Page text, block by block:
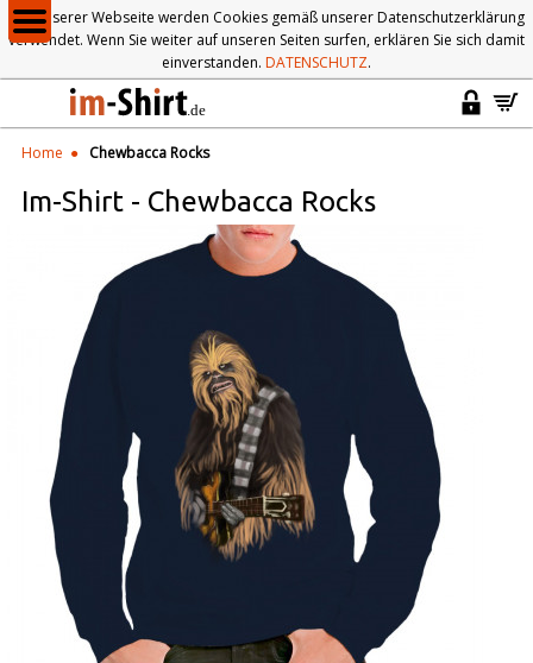
Auf unserer Webseite werden Cookies gemäß unserer Datenschutzerklärung
verwendet. Wenn Sie weiter auf unseren Seiten surfen, erklären Sie sich damit
einverstanden. DATENSCHUTZ.
Home Chewbacca Rocks
Im-Shirt - Chewbacca Rocks